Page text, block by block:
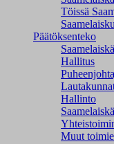
Töissä
Päätöksenteko
Hallitus
Hallinto
Muut